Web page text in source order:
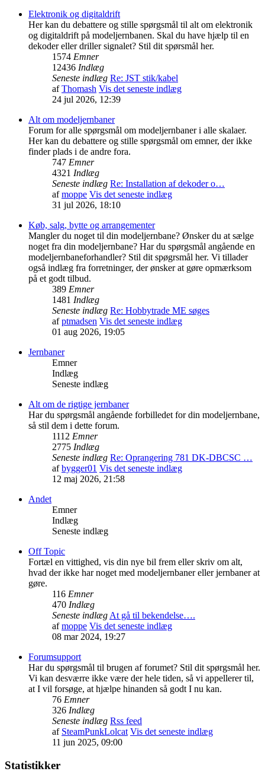
Elektronik og digitaldrift
Her kan du debattere og stille spørgsmål til alt om elektronik
og digitaldrift på modeljernbanen. Skal du have hjælp til en
dekoder eller driller signalet? Stil dit spørsmål her.
1574 Emner
12436 Indlæg
Seneste indlæg Re: JST stik/kabel
afThomash Vis det seneste indlæg
24 jul 2026, 12:39
Alt om modeljernbaner
Forum for alle spørgsmål om modeljernbaner i alle skalaer.
Her kan du debattere og stille spørgsmål om emner, der ikke
finder plads i de andre fora.
747 Emner
4321 Indlæg
Seneste indlæg Re: Installation af dekoder o…
afmoppe Vis det seneste indlæg
31 jul 2026, 18:10
Køb, salg, bytte og arrangementer
Mangler du noget til din modeljernbane? Ønsker du at sælge
noget fra din modeljernbane? Har du spørgsmål angående en
modeljernbaneforhandler? Stil dit spøgrsmål her. Vi tillader
også indlæg fra forretninger, der ønsker at gøre opmærksom
på et godt tilbud.
389 Emner
1481 Indlæg
Seneste indlæg Re: Hobbytrade ME søges
afptmadsen Vis det seneste indlæg
01 aug 2026, 19:05
Jernbaner
Emner
Indlæg
Seneste indlæg
Alt om de rigtige jernbaner
Har du spørgsmål angående forbilledet for din modeljernbane,
så stil dem i dette forum.
1112 Emner
2775 Indlæg
Seneste indlæg Re: Oprangering 781 DK-DBCSC …
afbygger01 Vis det seneste indlæg
12 maj 2026, 21:58
Andet
Emner
Indlæg
Seneste indlæg
Off Topic
Fortæl en vittighed, vis din nye bil frem eller skriv om alt,
hvad der ikke har noget med modeljernbaner eller jernbaner at
gøre.
116 Emner
470 Indlæg
Seneste indlægAt gå til bekendelse….
afmoppe Vis det seneste indlæg
08 mar 2024, 19:27
Forumsupport
Har du spørgsmål til brugen af forumet? Stil dit spørgsmål her.
Vi kan desværre ikke være der hele tiden, så vi appellerer til,
at I vil forsøge, at hjælpe hinanden så godt I nu kan.
76 Emner
326 Indlæg
Seneste indlæg Rss feed
af SteamPunkLolcat Vis det seneste indlæg
11 jun 2025, 09:00
Statistikker